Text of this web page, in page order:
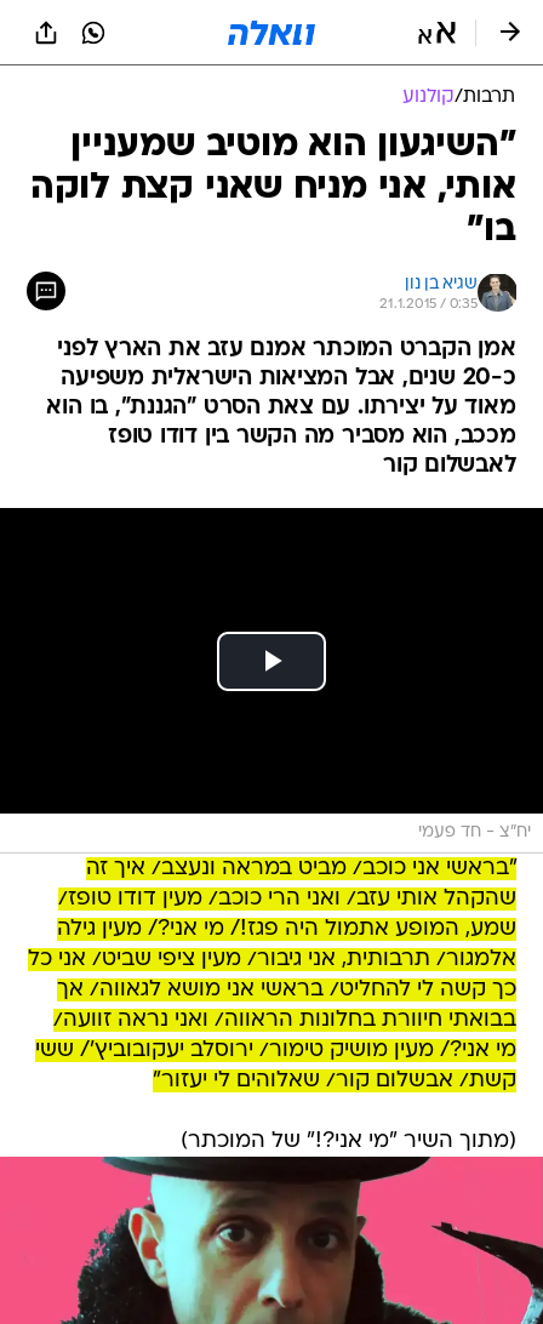
תרבות/קולנוע
"השיגעון הוא מוטיב שמעניין
אותי, אני מניח שאני קצת לוקה
בו"
שגיא בן נון
21.1.2015 / 0:35
אמן הקברט המוכתר אמנם עזב את הארץ לפני
כ-20 שנים, אבל המציאות הישראלית משפיעה
מאוד על יצירתו. עם צאת הסרט "הגננת", בו הוא
מככב, הוא מסביר מה הקשר בין דודו טופז
לאבשלום קור
יח"צ - חד פעמי
"בראשי אני כוכב/ מביט במראה ונעצב/ איך זה
שהקהל אותי עזב/ ואני הרי כוכב/ מעין דודו טופז/
שמע, המופע אתמול היה פגז!/ מי אני?/ מעין גילה
אלמגור/ תרבותית, אני גיבור/ מעין ציפי שביט/ אני כל
כך קשה לי להחליט/ בראשי אני מושא לגאווה/ אך
בבואתי חיוורת בחלונות הראווה/ ואני נראה זוועה/
מי אני?/ מעין מושיק טימור/ ירוסלב יעקובוביץ'/ ששי
קשת/ אבשלום קור/ שאלוהים לי יעזור"
(מתוך השיר "מי אני?!" של המוכתר)